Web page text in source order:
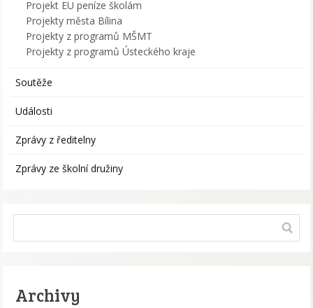
Projekt EU peníze školám
Projekty města Bílina
Projekty z programů MŠMT
Projekty z programů Ústeckého kraje
Soutěže
Události
Zprávy z ředitelny
Zprávy ze školní družiny
Archivy